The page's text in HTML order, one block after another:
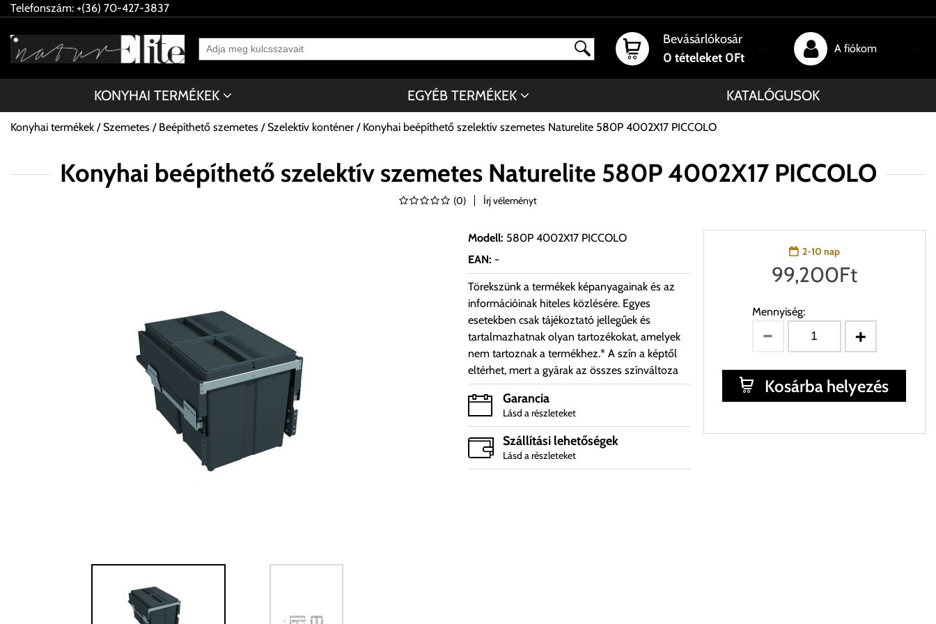
Telefonszám: +(36) 70-427-3837
Bevásárlókosár
0 tételeket 0Ft
A fiókom
KONYHAI TERMÉKEK EGYÉB TERMÉKEK KATALÓGUSOK
Konyhai termékek Szemetes Beépíthető szemetes Szelektív konténer Konyhai beépíthető szelektív szemetes Naturelite 580P 4002X17 PICCOLO
Konyhai beépíthető szelektív szemetes Naturelite 580P 4002X17 PICCOLO
(0) Írj véleményt
Modell: 580P 4002X17 PICCOLO
EAN: -
Törekszünk a termékek képanyagainak és az
információinak hiteles közlésére. Egyes
esetekben csak tájékoztató jellegűek és
tartalmazhatnak olyan tartozékokat, amelyek
nem tartoznak a termékhez.* A szín a képtől
eltérhet, mert a gyárak az összes színváltoza
Garancia
Lásd a részleteket
Szállítási lehetőségek
Lásd a részleteket
2-10 nap
99,200Ft
Mennyiség:
Kosárba helyezés